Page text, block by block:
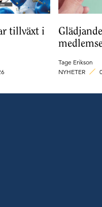
tillväxt i
Tage Erikson
NYHETER